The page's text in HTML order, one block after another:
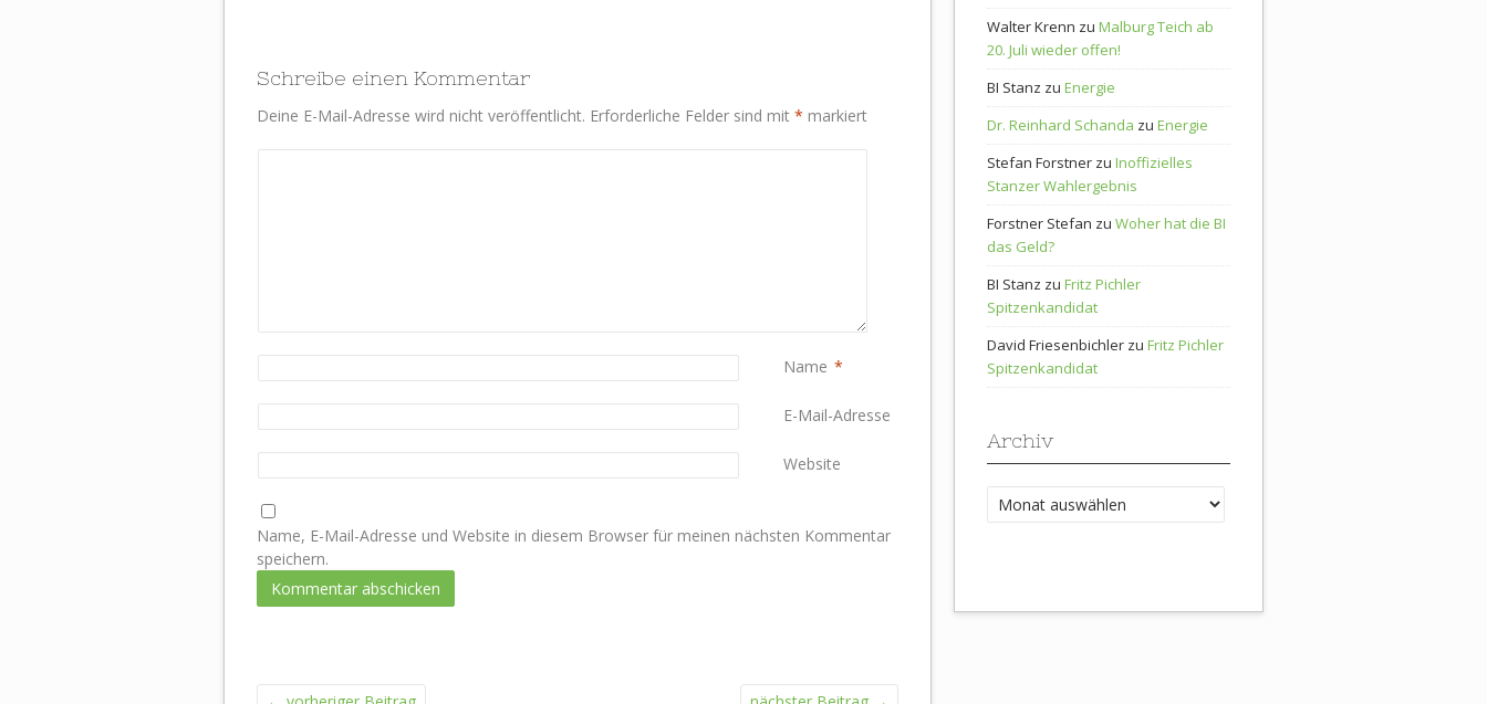
Schreibe einen Kommentar
Deine E-Mail-Adresse wird nicht veröffentlicht. Erforderliche Felder sind mit * markiert
Name *
E-Mail-Adresse
Website
Name, E-Mail-Adresse und Website in diesem Browser für meinen nächsten Kommentar
speichern.
Walter Krenn zu Malburg Teich ab
20. Juli wieder offen!
BI Stanz zu Energie
Dr. Reinhard Schanda zu Energie
Stefan Forstner zu Inoffizielles
Stanzer Wahlergebnis
Forstner Stefan zu Woher hat die BI
das Geld?
BI Stanz zu Fritz Pichler
Spitzenkandidat
David Friesenbichler zu Fritz Pichler
Spitzenkandidat
Archiv
Archiv